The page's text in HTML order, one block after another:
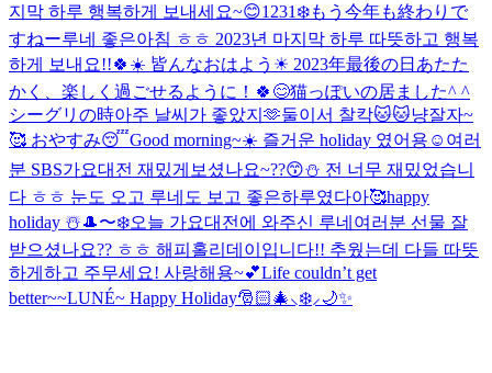
지막 하루 행복하게 보내세요~😊1231❄️もう今年も終わりで
すねー루네 좋은아침 ㅎㅎ 2023년 마지막 하루 따뜻하고 행복
하게 보내요!!🍀☀️ 皆んなおはよう☀ 2023年最後の日あたた
かく、楽しく過ごせるように！🍀😊猫っぽいの居ました^ ^
シーグリの時아주 날씨가 좋았지🫶둘이서 찰칵🐱🐱냥잘자~
🥰 おやすみ😴Good morning~☀️ 즐거운 holiday 였어용☺️ 여러
분 SBS가요대전 재밌게보셨나요~??😙⛄️ 전 너무 재밌었습니
다 ㅎㅎ 눈도 오고 루네도 보고 좋은하루였다아🥰happy
holiday ☃️🎩〜❄️오늘 가요대전에 와주신 루네여러분 선물 잘
받으셨나요?? ㅎㅎ 해피홀리데이입니다!! 추웠는데 다들 따뜻
하게하고 주무세요! 사랑해용~💕Life couldn’t get
better~~LUNÉ~ Happy Holiday🎅🏻🎄⸜❄️⸝🌙✨